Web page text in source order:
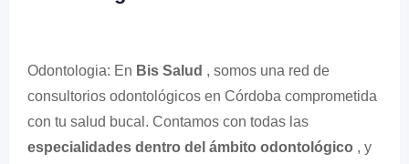
Odontologia: En Bis Salud , somos una red de
consultorios odontológicos en Córdoba comprometida
con tu salud bucal. Contamos con todas las
especialidades dentro del ámbito odontológico , y